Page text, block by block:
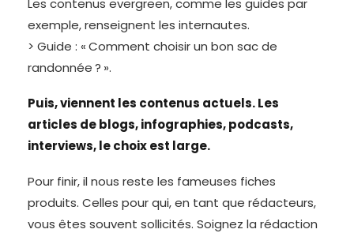
exemple, renseignent les internautes.
> Guide : « Comment choisir un bon sac de
randonnée ? ».
Puis, viennent les contenus actuels. Les
articles de blogs, infographies, podcasts,
interviews, le choix est large.
Pour finir, il nous reste les fameuses fiches
produits. Celles pour qui, en tant que rédacteurs,
vous êtes souvent sollicités. Soignez la rédaction